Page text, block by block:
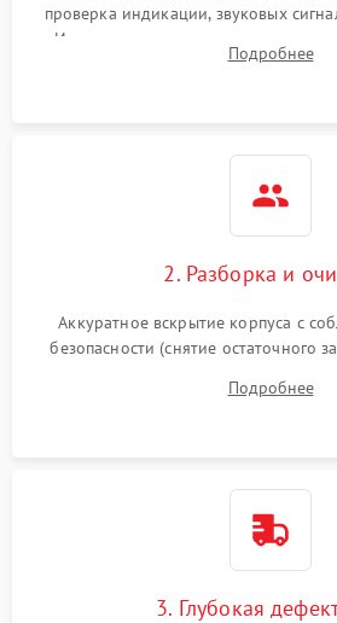
проверка индикации, звуковых
Измерение входного и выходного
реакции ИБП на отключение
Подробнее
2. Разборка и
Аккуратное вскрытие корпуса с
безопасности (снятие остаточного
и кистей для предотвращения
Подробнее
3. Глубокая